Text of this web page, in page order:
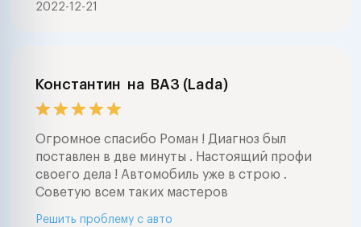
2022-12-21
Константин на ВАЗ (Lada)
Огромное спасибо Роман ! Диагноз был
поставлен в две минуты . Настоящий профи
своего дела ! Автомобиль уже в строю .
Советую всем таких мастеров
Решить проблему с авто